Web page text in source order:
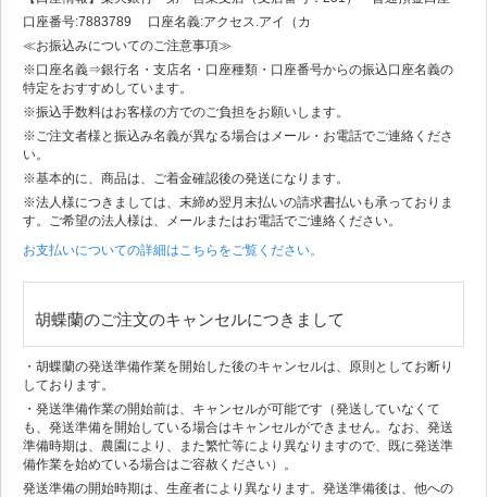
口座番号:7883789 口座名義:アクセス.アイ（カ
≪お振込みについてのご注意事項≫
※口座名義⇒銀行名・支店名・口座種類・口座番号からの振込口座名義の
特定をおすすめしています。
※振込手数料はお客様の方でのご負担をお願いします。
※ご注文者様と振込み名義が異なる場合はメール・お電話でご連絡くださ
い。
※基本的に、商品は、ご着金確認後の発送になります。
※法人様につきましては、末締め翌月末払いの請求書払いも承っておりま
す。ご希望の法人様は、メールまたはお電話でご連絡ください。
お支払いについての詳細はこちらをご覧ください。
胡蝶蘭のご注文のキャンセルにつきまして
・胡蝶蘭の発送準備作業を開始した後のキャンセルは、原則としてお断り
しております。
・発送準備作業の開始前は、キャンセルが可能です（発送していなくて
も、発送準備を開始している場合はキャンセルができません。なお、発送
準備時期は、農園により、また繁忙等により異なりますので、既に発送準
備作業を始めている場合はご容赦ください）。
発送準備の開始時期は、生産者により異なります。発送準備後は、他への